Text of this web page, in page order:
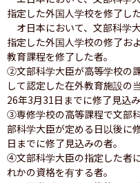
指定した外国人学校を修了した
オ日本において、文部科学
指定した外国人学校の修了お
教育課程を修了した者。
②文部科学大臣が高等学校の
して認定した在外教育施設の
26年3月31日までに修了見込み
③専修学校の高等課程で文部
部科学大臣が定める日以後に
日までに修了見込みの者。
④文部科学大臣の指定した者
れかの資格を有する者。